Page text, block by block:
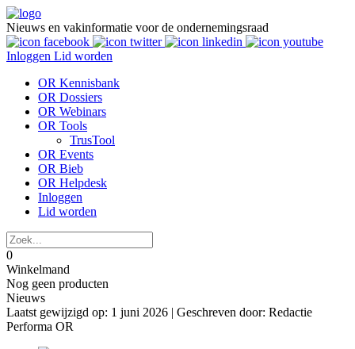
Nieuws en vakinformatie voor de ondernemingsraad
Inloggen Lid worden
OR Kennisbank
OR Dossiers
OR Webinars
OR Tools
TrusTool
OR Events
OR Bieb
OR Helpdesk
Inloggen
Lid worden
0
Winkelmand
Nog geen producten
Nieuws
Laatst gewijzigd op: 1 juni 2026 | Geschreven door: Redactie
Performa OR